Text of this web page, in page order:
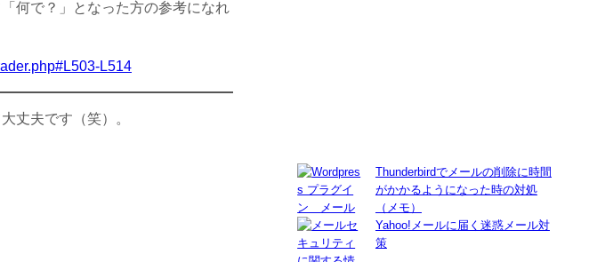
何で？」となった方の参考になれ
L514
丈夫です（笑）。
Thunderbirdでメールの削除に時間
がかかるようになった時の対処
（メモ）
Yahoo!メールに届く迷惑メール対
策